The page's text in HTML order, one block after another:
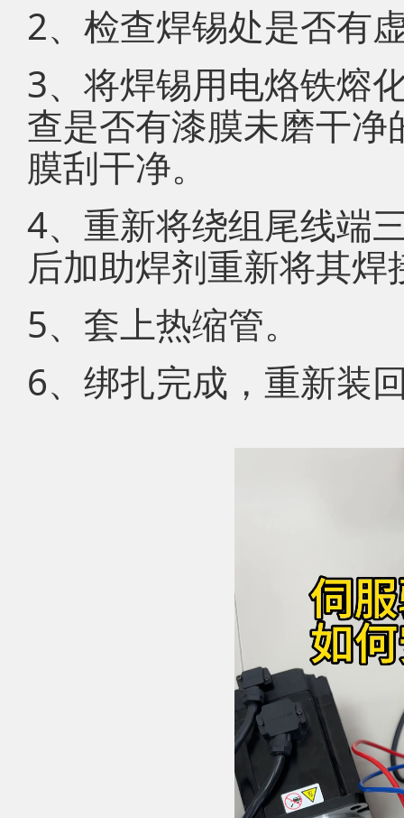
2、检查焊锡处是否有
3、将焊锡用电烙铁熔
查是否有漆膜未磨干
膜刮干净。
4、重新将绕组尾线端
后加助焊剂重新将其焊
5、套上热缩管。
6、绑扎完成，重新装